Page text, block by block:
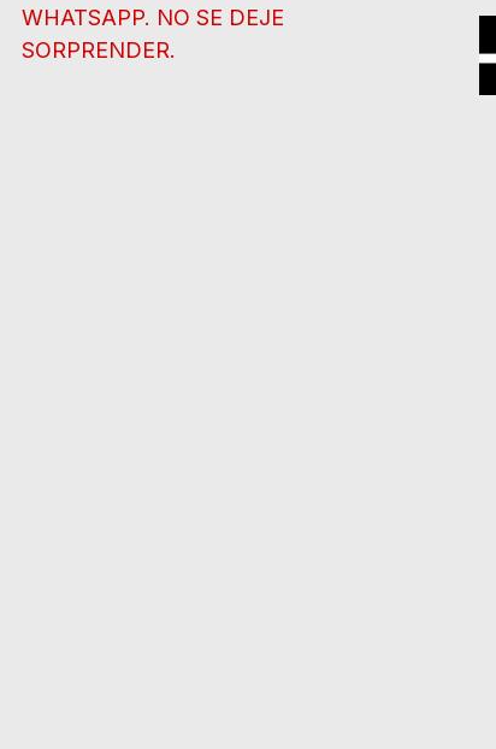
WHATSAPP. NO SE DEJE
SORPRENDER.